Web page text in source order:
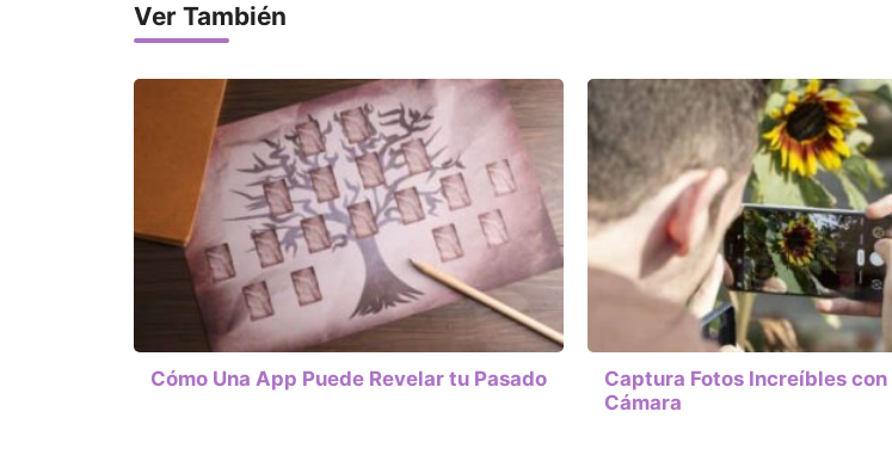
Ver También
Cómo Una App Puede Revelar tu Pasado
Captura Fotos Increíbles
Cámara